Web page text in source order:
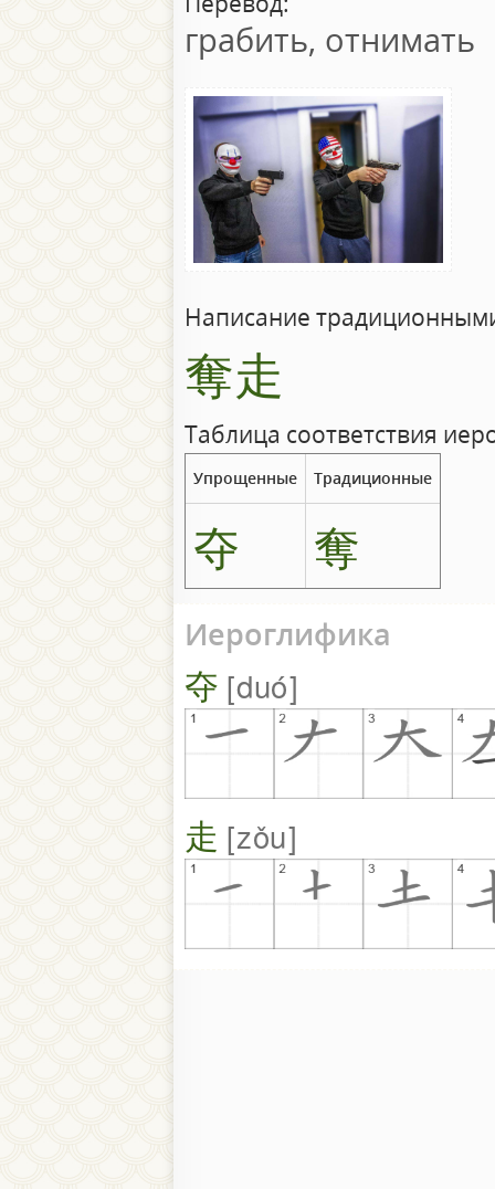
грабить, отнимать
Написание
奪走
Таблица соответствия
Упрощенные Традиционные
夺 奪
Иероглифика
夺 duó
走 zǒu